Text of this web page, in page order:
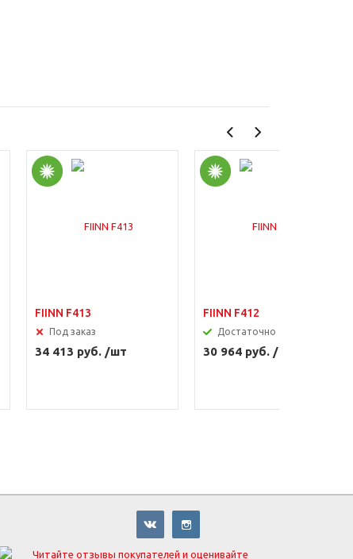
FIINN F413
Под заказ
34 413 руб. /шт
FIINN F412
Достаточно
30 964 руб. /шт